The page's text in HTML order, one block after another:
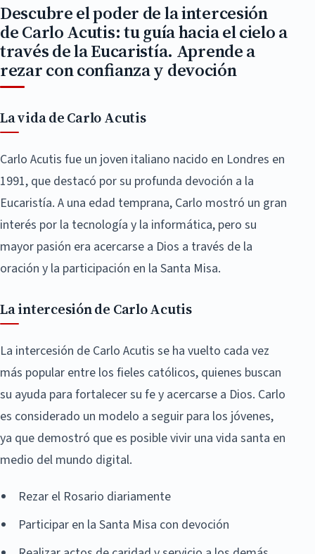
Descubre el poder de la intercesión
de Carlo Acutis: tu guía hacia el cielo a
través de la Eucaristía. Aprende a
rezar con confianza y devoción
La vida de Carlo Acutis
Carlo Acutis fue un joven italiano nacido en Londres en
1991, que destacó por su profunda devoción a la
Eucaristía. A una edad temprana, Carlo mostró un gran
interés por la tecnología y la informática, pero su
mayor pasión era acercarse a Dios a través de la
oración y la participación en la Santa Misa.
La intercesión de Carlo Acutis
La intercesión de Carlo Acutis se ha vuelto cada vez
más popular entre los fieles católicos, quienes buscan
su ayuda para fortalecer su fe y acercarse a Dios. Carlo
es considerado un modelo a seguir para los jóvenes,
ya que demostró que es posible vivir una vida santa en
medio del mundo digital.
Rezar el Rosario diariamente
Participar en la Santa Misa con devoción